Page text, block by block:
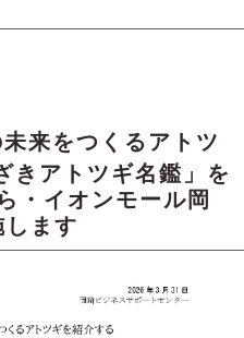
来をつくるアトツ
きアトツギ名鑑」を
・イオンモール岡
ます